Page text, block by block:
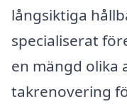
långsiktiga
specialiserat
en mängd olika
takrenovering